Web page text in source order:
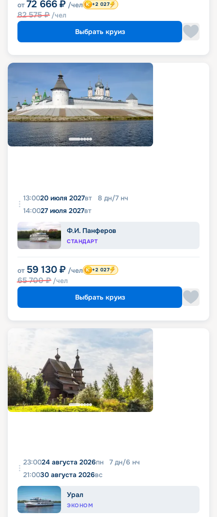
от 72 666 ₽ /чел
82 575₽ /чел
+2 027
Выбрать круиз
13:0020 июля 2027вт 8 дн/7 нч
14:0027 июля 2027вт
Ф.И. Панферов
СТАНДАРТ
от 59 130 ₽ /чел
65 700₽ /чел
+2 027
Выбрать круиз
23:0024 августа 2026пн 7 дн/6 нч
21:0030 августа 2026вс
Урал
ЭКОНОМ